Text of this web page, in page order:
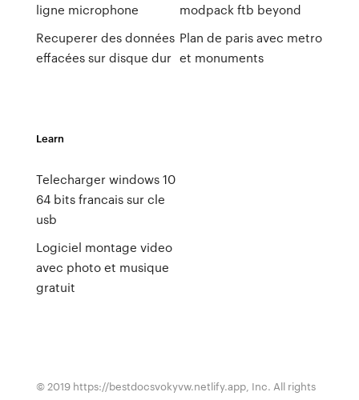
ligne microphone
Recuperer des données
effacées sur disque dur
modpack ftb beyond
Plan de paris avec metro
et monuments
Learn
Telecharger windows 10
64 bits francais sur cle
usb
Logiciel montage video
avec photo et musique
gratuit
© 2019 https://bestdocsvokyvw.netlify.app, Inc. All rights